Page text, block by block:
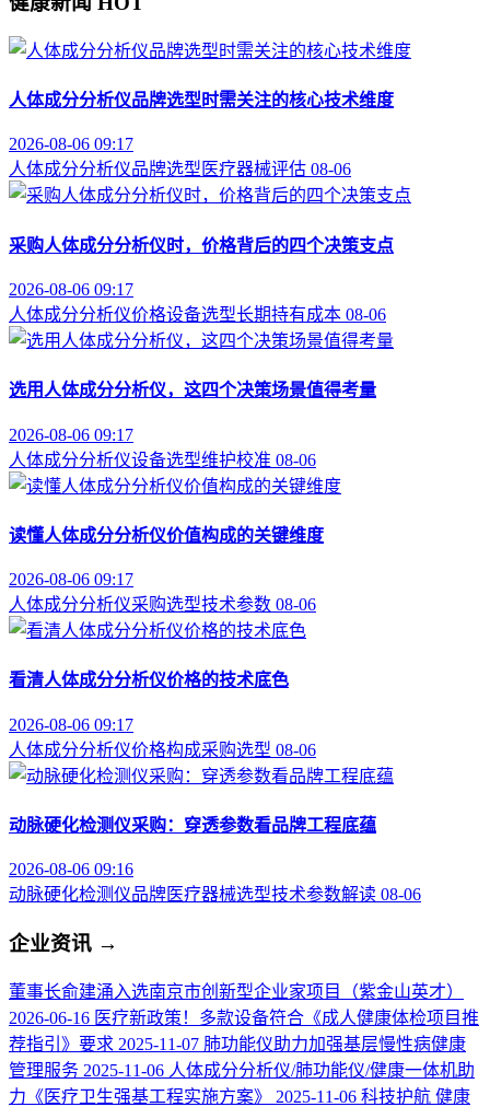
人体成分分析仪品牌选型时需关注的核心技术维度
2026-08-06 09:17
人体成分分析仪品牌选型 医疗器械评估 08-06
采购人体成分分析仪时，价格背后的四个决策支点
2026-08-06 09:17
人体成分分析仪价格设备选型长期持有成本 08-06
选用人体成分分析仪，这四个决策场景值得考量
2026-08-06 09:17
人体成分分析仪设备选型维护校准 08-06
读懂人体成分分析仪价值构成的关键维度
2026-08-06 09:17
人体成分分析仪采购选型技术参数 08-06
看清人体成分分析仪价格的技术底色
2026-08-06 09:17
人体成分分析仪价格构成采购选型 08-06
动脉硬化检测仪采购：穿透参数看品牌工程底蕴
2026-08-06 09:16
动脉硬化检测仪品牌医疗器械选型技术参数解读 08-06
企业资讯 →
董事长俞建涌入选南京市创新型企业家项目（紫金山英才）
2026-06-16 医疗新政策！多款设备符合《成人健康体检项目推
荐指引》要求 2025-11-07 肺功能仪助力加强基层慢性病健康
管理服务 2025-11-06 人体成分分析仪/肺功能仪/健康一体机助
力《医疗卫生强基工程实施方案》
2025-11-06 科技护航 健康